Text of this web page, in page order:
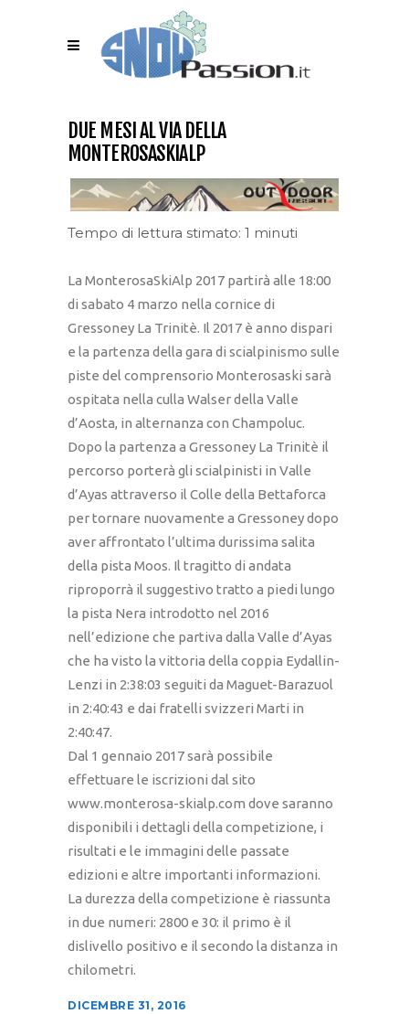
DUE MESI AL VIA DELLA
MONTEROSASKIALP
Tempo di lettura stimato: 1 minuti
La MonterosaSkiAlp 2017 partirà alle 18:00
di sabato 4 marzo nella cornice di
Gressoney La Trinitè. Il 2017 è anno dispari
e la partenza della gara di scialpinismo sulle
piste del comprensorio Monterosaski sarà
ospitata nella culla Walser della Valle
d’Aosta, in alternanza con Champoluc.
Dopo la partenza a Gressoney La Trinitè il
percorso porterà gli scialpinisti in Valle
d’Ayas attraverso il Colle della Bettaforca
per tornare nuovamente a Gressoney dopo
aver affrontato l’ultima durissima salita
della pista Moos. Il tragitto di andata
riproporrà il suggestivo tratto a piedi lungo
la pista Nera introdotto nel 2016
nell’edizione che partiva dalla Valle d’Ayas
che ha visto la vittoria della coppia Eydallin-
Lenzi in 2:38:03 seguiti da Maguet-Barazuol
in 2:40:43 e dai fratelli svizzeri Marti in
2:40:47.
Dal 1 gennaio 2017 sarà possibile
effettuare le iscrizioni dal sito
www.monterosa-skialp.com dove saranno
disponibili i dettagli della competizione, i
risultati e le immagini delle passate
edizioni e altre importanti informazioni.
La durezza della competizione è riassunta
in due numeri: 2800 e 30: il primo è il
dislivello positivo e il secondo la distanza in
chilometri.
DICEMBRE 31, 2016